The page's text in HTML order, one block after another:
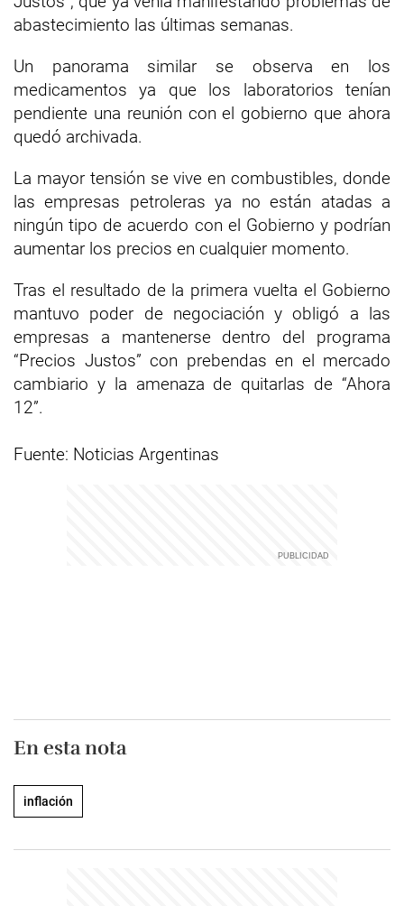
abastecimiento las últimas semanas.
Un panorama similar se observa en los
medicamentos ya que los laboratorios tenían
pendiente una reunión con el gobierno que ahora
quedó archivada.
La mayor tensión se vive en combustibles, donde
las empresas petroleras ya no están atadas a
ningún tipo de acuerdo con el Gobierno y podrían
aumentar los precios en cualquier momento.
Tras el resultado de la primera vuelta el Gobierno
mantuvo poder de negociación y obligó a las
empresas a mantenerse dentro del programa
“Precios Justos” con prebendas en el mercado
cambiario y la amenaza de quitarlas de “Ahora
12”.
Fuente: Noticias Argentinas
En esta nota
inflación